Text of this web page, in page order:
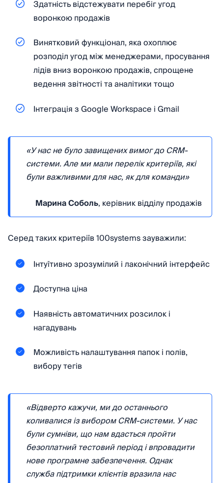
Здатність відстежувати перебіг угод
воронкою продажів
Винятковий функціонал, яка охоплює
розподіл угод між менеджерами, просування
лідів вниз воронкою продажів, спрощене
ведення звітності та аналітики тощо
Інтеграція з Google Workspace і Gmail
«У нас не було завищених вимог до CRM-
системи. Але ми мали перелік критеріїв, які
були важливими для нас, як для команди»
Марина Соболь, керівник відділу продажів
Серед таких критеріїв 100systems зауважили:
Інтуїтивно зрозумілий і лаконічний інтерфейс
Доступна ціна
Наявність автоматичних розсилок і
нагадувань
Можливість налаштування папок і полів,
вибору тегів
«Відверто кажучи, ми до останнього
коливалися із вибором CRM-системи. У нас
були сумніви, що нам вдасться пройти
безоплатний тестовий період і впровадити
нове програмне забезпечення. Однак
служба підтримки клієнтів вразила нас